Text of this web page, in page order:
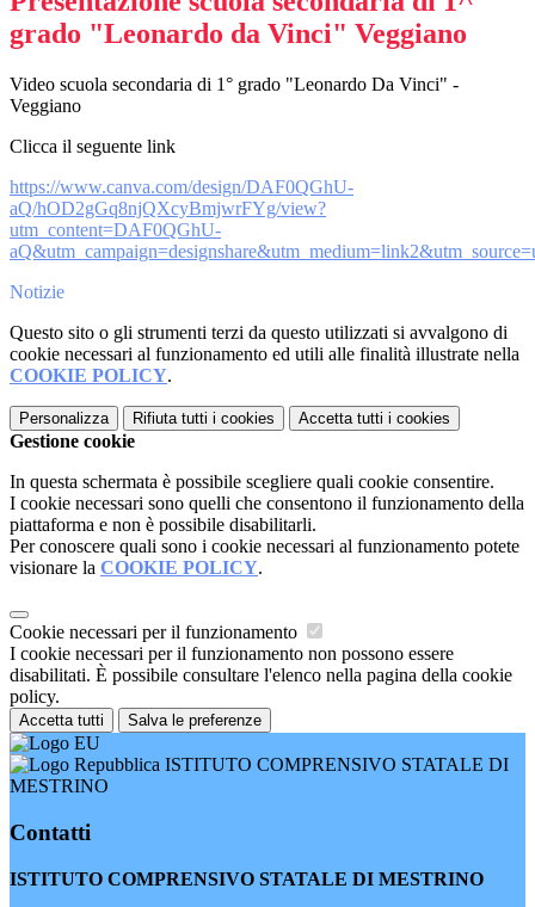
grado "Leonardo da Vinci" Veggiano
Video scuola secondaria di 1° grado "Leonardo Da Vinci" -
Veggiano
Clicca il seguente link
https://www.canva.com/design/DAF0QGhU-
aQ/hOD2gGq8njQXcyBmjwrFYg/view?
utm_content=DAF0QGhU-
Notizie
Questo sito o gli strumenti terzi da questo utilizzati si avvalgono di
cookie necessari al funzionamento ed utili alle finalità illustrate nella
COOKIE POLICY.
Personalizza Rifiuta tutti i cookies Accetta tutti i cookies
Gestione cookie
In questa schermata è possibile scegliere quali cookie consentire.
I cookie necessari sono quelli che consentono il funzionamento della
piattaforma e non è possibile disabilitarli.
Per conoscere quali sono i cookie necessari al funzionamento potete
visionare la COOKIE POLICY.
Cookie necessari per il funzionamento
I cookie necessari per il funzionamento non possono essere
disabilitati. È possibile consultare l'elenco nella pagina della cookie
policy.
Accetta tutti Salva le preferenze
ISTITUTO COMPRENSIVO STATALE DI
MESTRINO
Contatti
ISTITUTO COMPRENSIVO STATALE DI MESTRINO